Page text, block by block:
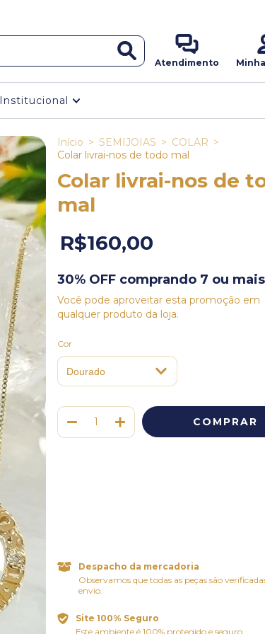
Atendimento
Institucional
Início > SEMIJOIAS > COLAR >
Colar livrai-nos de todo mal
Colar livrai-nos de
mal
R$160,00
30% OFF comprando 7 ou
Você pode aproveitar esta promoção em
qualquer produto da loja.
Cor
Despacho da mercadoria
Observamos que todas as peças são
envio.
Site 100% Seguro
Este ambiente é 100% protegido e seguro.